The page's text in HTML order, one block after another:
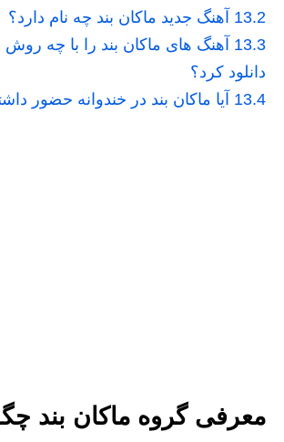
13.2 آهنگ جدید ماکان بند چه نام دارد؟
13.3 آهنگ های ماکان بند را با چه
دانلود کرد؟
13.4 آیا ماکان بند در خندوانه حضور
معرفی گروه ماکان بند